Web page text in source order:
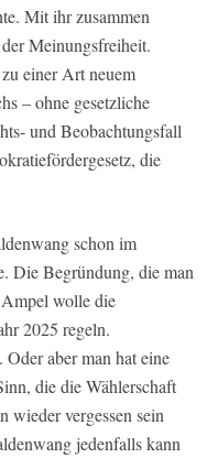
Mit ihr zusammen
Meinungsfreiheit.
einer Art neuem
– ohne gesetzliche
und Beobachtungsfall
die
schon im
Die Begründung, die man
wolle die
2025 regeln.
aber man hat eine
die die Wählerschaft
wieder vergessen sein
jedenfalls kann